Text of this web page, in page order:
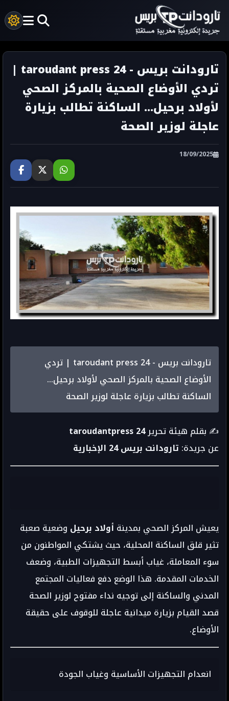
تارودانت بريس - taroudant press 24 |
تردي الأوضاع الصحية بالمركز الصحي
لأولاد برحيل… الساكنة تطالب بزيارة
عاجلة لوزير الصحة
18/09/2025
تارودانت بريس - taroudant press 24 | تردي
الأوضاع الصحية بالمركز الصحي لأولاد برحيل…
الساكنة تطالب بزيارة عاجلة لوزير الصحة
✍️ بقلم هيئة تحريرtaroudantpress 24
عن جريدة: تارودانت بريس 24 الإخبارية
يعيش المركز الصحي بمدينة أولاد برحيل وضعية صعبة
تثير قلق الساكنة المحلية، حيث يشتكي المواطنون من
سوء المعاملة، غياب أبسط التجهيزات الطبية، وضعف
الخدمات المقدمة. هذا الوضع دفع فعاليات المجتمع
المدني والساكنة إلى توجيه نداء مفتوح لوزير الصحة
قصد القيام بزيارة ميدانية عاجلة للوقوف على حقيقة
الأوضاع.
انعدام التجهيزات الأساسية وغياب الجودة